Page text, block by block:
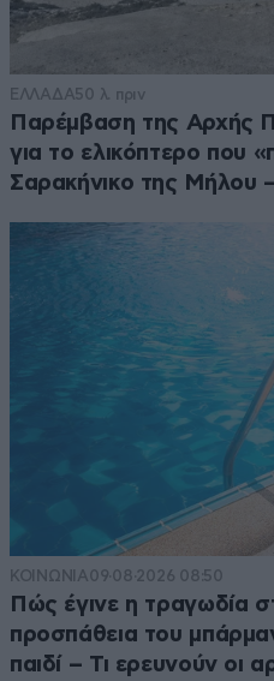
ΕΛΛΑΔΑ50 λ. πριν
Παρέμβαση της Αρχής
για το ελικόπτερο που
Σαρακήνικο της Μήλου
ΚΟΙΝΩΝΙΑ09·08·2026 08:50
Πώς έγινε η τραγωδία
προσπάθεια του
παιδί – Τι ερευνούν οι